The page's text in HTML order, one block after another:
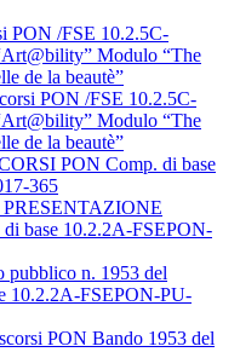
PON /FSE 10.2.5C-
Modulo “The
de la beautè”
PON /FSE 10.2.5C-
Modulo “The
de la beautè”
PON Comp. di base
365
base 10.2.2A-FSEPON-
pubblico n. 1953 del
10.2.2A-FSEPON-PU-
PON Bando 1953 del